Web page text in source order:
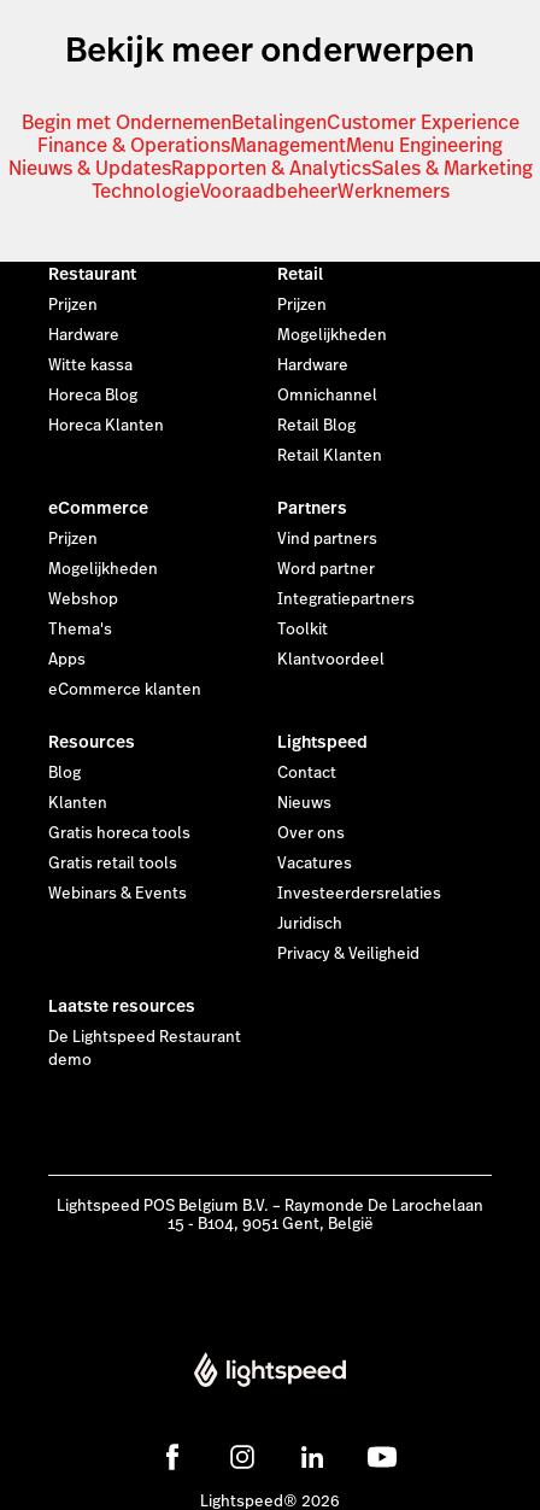
Bekijk meer onderwerpen
Begin met OndernemenBetalingenCustomer Experience
Finance & OperationsManagementMenu Engineering
Nieuws & UpdatesRapporten & AnalyticsSales & Marketing
TechnologieVooraadbeheerWerknemers
Restaurant
Prijzen
Hardware
Witte kassa
Horeca Blog
Horeca Klanten
Retail
Prijzen
Mogelijkheden
Hardware
Omnichannel
Retail Blog
Retail Klanten
eCommerce
Prijzen
Mogelijkheden
Webshop
Thema's
Apps
eCommerce klanten
Partners
Vind partners
Word partner
Integratiepartners
Toolkit
Klantvoordeel
Resources
Blog
Klanten
Gratis horeca tools
Gratis retail tools
Webinars & Events
Lightspeed
Contact
Nieuws
Over ons
Vacatures
Investeerdersrelaties
Juridisch
Privacy & Veiligheid
Laatste resources
De Lightspeed Restaurant
demo
Lightspeed POS Belgium B.V. – Raymonde De Larochelaan
15 - B104, 9051 Gent, België
Lightspeed® 2026